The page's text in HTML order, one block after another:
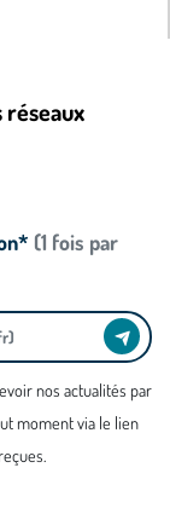
réseaux
(1 fois par
nos actualités par
moment via le lien